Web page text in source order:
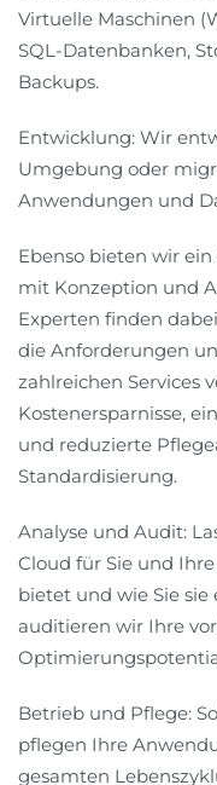
Virtuelle Maschinen
SQL-Datenbanken,
Backups.
Entwicklung: Wir
Umgebung oder
Anwendungen und
Ebenso bieten wir
mit Konzeption und
Experten finden
die Anforderungen
zahlreichen Services
Kostenersparnisse,
und reduzierte
Standardisierung.
Analyse und Audit:
Cloud für Sie und
bietet und wie Sie
auditieren wir Ihre
Betrieb und Pflege:
pflegen Ihre
gesamten